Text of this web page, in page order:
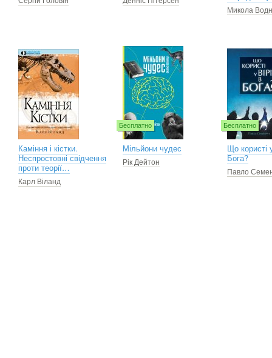
Микола
Каміння і кістки.
Неспростовні свідчення
проти теорії…
Карл Віланд
Бесплатно
Мільйони чудес
Рік Дейтон
Бесплатно
Що користі
Бога?
Павло